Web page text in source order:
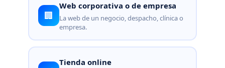
🏢
Web corporativa o de empresa
La web de un negocio, despacho, clínica o
empresa.
Tienda online